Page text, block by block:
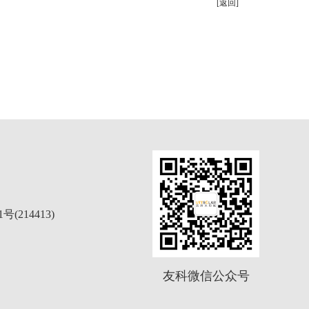
[返回]
(214413)
友科微信公众号